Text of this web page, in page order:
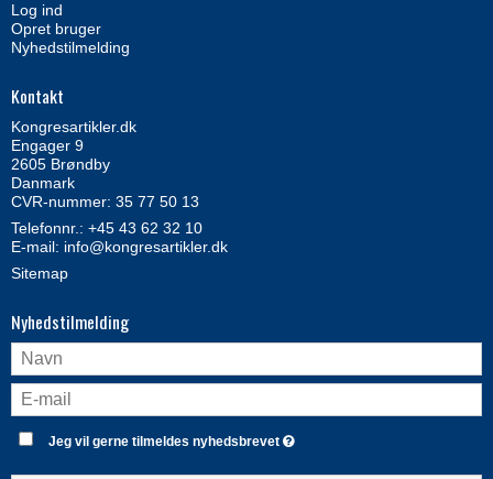
Log ind
Opret bruger
Nyhedstilmelding
Kontakt
Kongresartikler.dk
Engager 9
2605 Brøndby
Danmark
CVR-nummer: 35 77 50 13
Telefonnr.: +45 43 62 32 10
E-mail: info@kongresartikler.dk
Sitemap
Nyhedstilmelding
Jeg vil gerne tilmeldes nyhedsbrevet